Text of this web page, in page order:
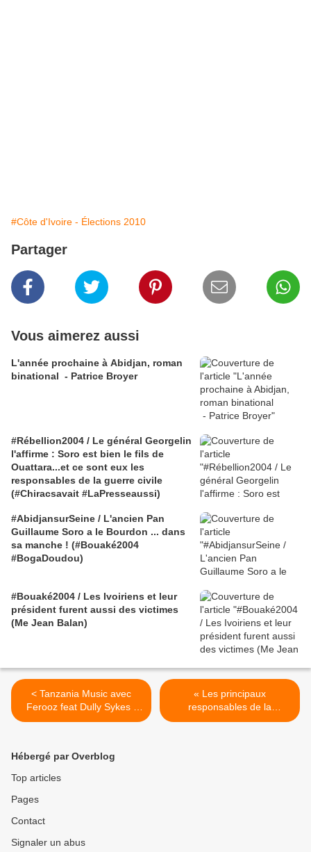
#Côte d'Ivoire - Élections 2010
Partager
Vous aimerez aussi
L'année prochaine à Abidjan, roman
binational - Patrice Broyer
#Rébellion2004 / Le général Georgelin
l'affirme : Soro est bien le fils de
Ouattara...et ce sont eux les
responsables de la guerre civile
(#Chiracsavait #LaPresseaussi)
#AbidjansurSeine / L'ancien Pan
Guillaume Soro a le Bourdon ... dans
sa manche ! (#Bouaké2004
#BogaDoudou)
#Bouaké2004 / Les Ivoiriens et leur
président furent aussi des victimes
(Me Jean Balan)
< Tanzania Music avec
Ferooz feat Dully Sykes :
Rusha Kila Kipindi
« Les principaux
responsables de la
falsification des prix sur le
Hébergé par Overblog
Top articles
Pages
Contact
Signaler un abus